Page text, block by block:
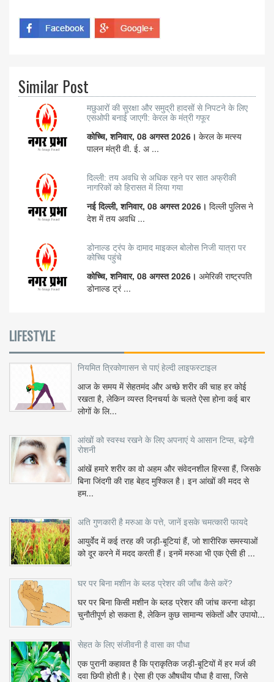
Similar Post
मछुआरों की सुरक्षा और समुद्री हादसों से निपटने के लिए
एसओपी बनाई जाएगी: केरल के मंत्री गफूर
कोच्चि, शनिवार, 08 अगस्त 2026। केरल के मत्स्य
पालन मंत्री वी. ई. अ ...
दिल्ली: तय अवधि से अधिक रहने पर सात अफ्रीकी
नागरिकों को हिरासत में लिया गया
नई दिल्ली, शनिवार, 08 अगस्त 2026। दिल्ली पुलिस ने
देश में तय अवधि ...
डोनाल्ड ट्रंप के दामाद माइकल बोलोस निजी यात्रा पर
कोच्चि पहुंचे
कोच्चि, शनिवार, 08 अगस्त 2026। अमेरिकी राष्ट्रपति
डोनाल्ड ट्रं ...
LIFESTYLE
नियमित त्रिकोणासन से पाएं हेल्दी लाइफस्टाइल
आज के समय में सेहतमंद और अच्छे शरीर की चाह हर कोई
रखता है, लेकिन व्यस्त दिनचर्या के चलते ऐसा होना कई बार
लोगों के लि...
आंखों को स्वस्थ रखने के लिए अपनाएं ये आसान टिप्स, बढ़ेगी
रोशनी
आंखें हमारे शरीर का वो अहम और संवेदनशील हिस्सा हैं, जिसके
बिना जिंदगी की राह बेहद मुश्किल है। इन आंखों की मदद से
हम...
अति गुणकारी है मरुआ के पत्ते, जानें इसके चमत्कारी फायदे
आयुर्वेद में कई तरह की जड़ी-बूटियां हैं, जो शारीरिक समस्याओं
को दूर करने में मदद करती हैं। इनमें मरुआ भी एक ऐसी ही ...
घर पर बिना मशीन के ब्लड प्रेशर की जाँच कैसे करें?
घर पर बिना किसी मशीन के ब्लड प्रेशर की जांच करना थोड़ा
चुनौतीपूर्ण हो सकता है, लेकिन कुछ सामान्य संकेतों और उपायो...
सेहत के लिए संजीवनी है वासा का पौधा
एक पुरानी कहावत है कि प्राकृतिक जड़ी-बूटियों में हर मर्ज की
दवा छिपी होती है। ऐसा ही एक औषधीय पौधा है वासा, जिसे